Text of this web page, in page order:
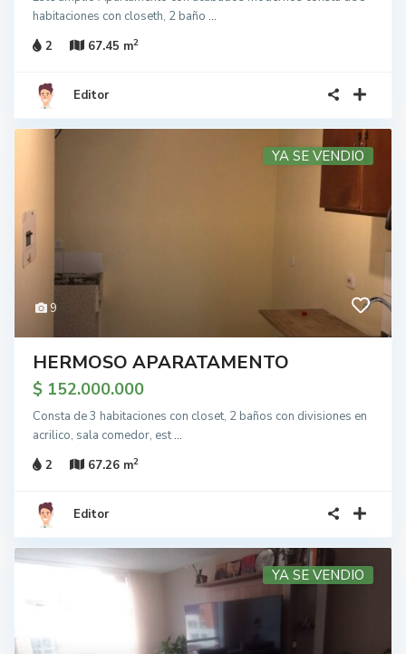
habitaciones con closeth, 2 baño ...
2
67.45 m2
Editor
9
YA SE VENDIO
HERMOSO APARATAMENTO
$ 152.000.000
Consta de 3 habitaciones con closet, 2 baños con divisiones en
acrilico, sala comedor, est...
2
67.26 m2
Editor
YA SE VENDIO